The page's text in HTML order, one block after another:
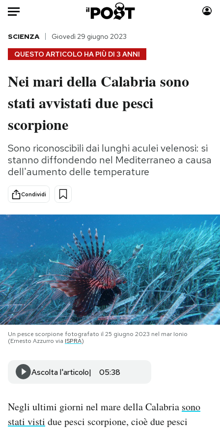
Auto
HOME
Italia
Politica
Tecnologia
Scienza
Sport
Moda
Consumismi
Media
Europa
NEWSLETTER
I MIEI PREFERITI
SHOP
CALENDARIO
AREA PERSONALE
Area Personale
QUESTO ARTICOLO HA PIÙ DI 3 ANNI
SCIENZA Giovedì 29 giugno 2023
Nei mari della Calabria sono
stati avvistati due pesci
scorpione
Sono riconoscibili dai lunghi aculei velenosi: si
stanno diffondendo nel Mediterraneo a causa
dell'aumento delle temperature
Condividi
Un pesce scorpione fotografato il 25 giugno 2023 nel mar Ionio
(Ernesto Azzurro via ISPRA)
Ascolta l'articolo 05:38
Negli ultimi giorni nel mare della Calabria sono
stati visti due pesci scorpione, cioè due pesci